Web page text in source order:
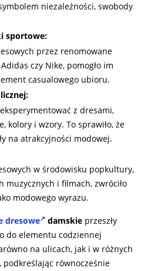
niezależności, swobody
sportowe:
przez renomowane
czy Nike, pomogło im
casualowego ubioru.
z dresami,
kolory i wzory. To sprawiło, że
na atrakcyjności modowej.
w środowisku popkultury,
muzycznych i filmach, zwróciło
modowego wyrazu.
dresowe damskie przeszły
do elementu codziennej
na ulicach, jak i w różnych
podkreślając równocześnie